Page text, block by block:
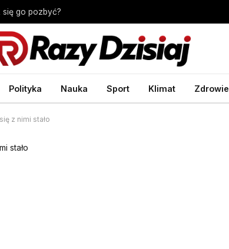
go pozbyć?
Polityka Nauka Sport Klimat Zdrowie
z nimi stało